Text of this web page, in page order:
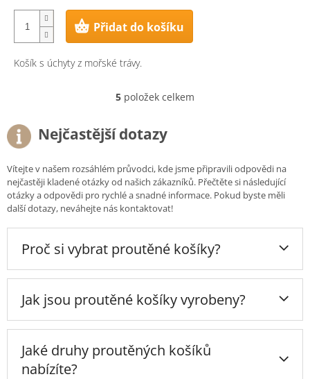
Přidat do košíku
Košík s úchyty z mořské trávy.
O
l
á
a
c
í
p
v
k
v
p
s
5 položek celkem
Nejčastější dotazy
Vítejte v našem rozsáhlém průvodci, kde jsme připravili odpovědi na
nejčastěji kladené otázky od našich zákazníků. Přečtěte si následující
otázky a odpovědi pro rychlé a snadné informace. Pokud byste měli
další dotazy, neváhejte nás kontaktovat!
Proč si vybrat proutěné košíky?
Jak jsou proutěné košíky vyrobeny?
Jaké druhy proutěných košíků
nabízíte?